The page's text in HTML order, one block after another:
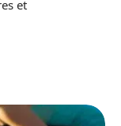
et